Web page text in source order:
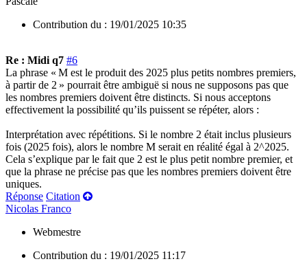
Contribution du : 19/01/2025 10:35
Re : Midi q7 #6
La phrase « M est le produit des 2025 plus petits nombres premiers,
à partir de 2 » pourrait être ambiguë si nous ne supposons pas que
les nombres premiers doivent être distincts. Si nous acceptons
effectivement la possibilité qu’ils puissent se répéter, alors :
Interprétation avec répétitions. Si le nombre 2 était inclus plusieurs
fois (2025 fois), alors le nombre M serait en réalité égal à 2^2025.
Cela s’explique par le fait que 2 est le plus petit nombre premier, et
que la phrase ne précise pas que les nombres premiers doivent être
uniques.
Réponse Citation
Nicolas Franco
Webmestre
Contribution du : 19/01/2025 11:17